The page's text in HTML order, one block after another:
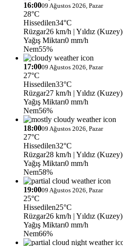
16:0009 Ağustos 2026, Pazar
28°C
Hissedilen34°C
Rüzgar26 km/h | Yıldız (Kuzey)
Yağış Miktarı0 mm/h
Nem55%
17:0009 Ağustos 2026, Pazar
27°C
Hissedilen33°C
Rüzgar27 km/h | Yıldız (Kuzey)
Yağış Miktarı0 mm/h
Nem56%
18:0009 Ağustos 2026, Pazar
27°C
Hissedilen32°C
Rüzgar28 km/h | Yıldız (Kuzey)
Yağış Miktarı0 mm/h
Nem58%
19:0009 Ağustos 2026, Pazar
25°C
Hissedilen25°C
Rüzgar26 km/h | Yıldız (Kuzey)
Yağış Miktarı0 mm/h
Nem66%